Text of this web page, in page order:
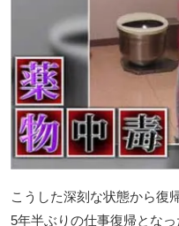
こうした深刻な状態から復
5年半ぶりの仕事復帰とな